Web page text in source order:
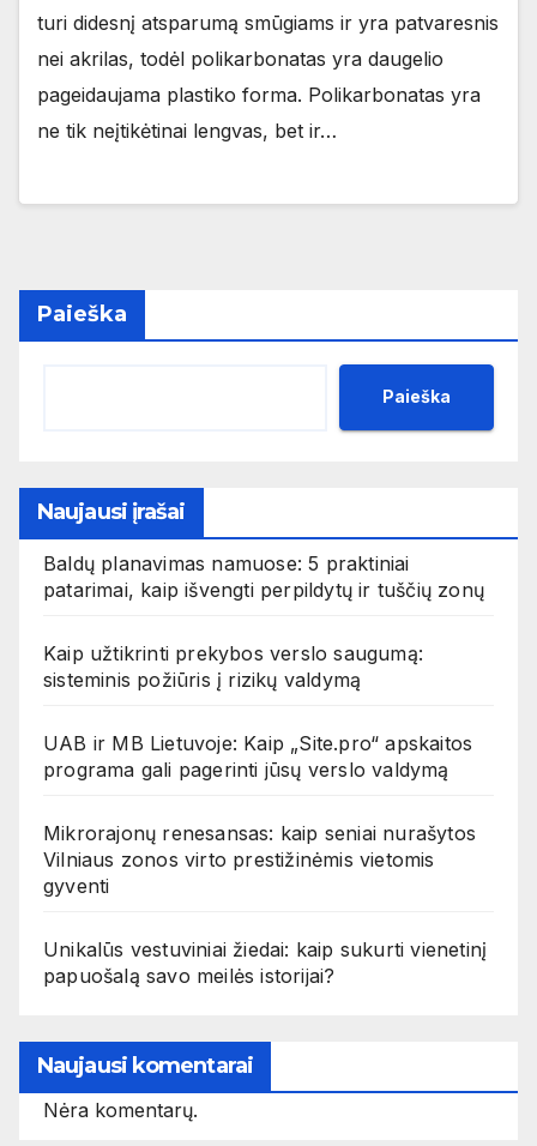
turi didesnį atsparumą smūgiams ir yra patvaresnis
nei akrilas, todėl polikarbonatas yra daugelio
pageidaujama plastiko forma. Polikarbonatas yra
ne tik neįtikėtinai lengvas, bet ir…
Paieška
Paieška
Naujausi įrašai
Baldų planavimas namuose: 5 praktiniai
patarimai, kaip išvengti perpildytų ir tuščių zonų
Kaip užtikrinti prekybos verslo saugumą:
sisteminis požiūris į rizikų valdymą
UAB ir MB Lietuvoje: Kaip „Site.pro“ apskaitos
programa gali pagerinti jūsų verslo valdymą
Mikrorajonų renesansas: kaip seniai nurašytos
Vilniaus zonos virto prestižinėmis vietomis
gyventi
Unikalūs vestuviniai žiedai: kaip sukurti vienetinį
papuošalą savo meilės istorijai?
Naujausi komentarai
Nėra komentarų.